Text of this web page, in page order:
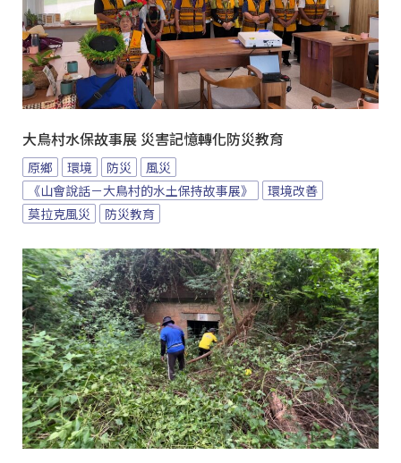
大鳥村水保故事展 災害記憶轉化防災教育
原鄉 環境 防災
風災
《山會說話－大鳥村的水土保持故事展》
環境改善
莫拉克風災
防災教育